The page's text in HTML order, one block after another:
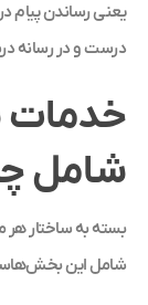
یعنی رساندن
درست و در رسانه
خدمات
شامل
بسته به ساختار هر
شامل این